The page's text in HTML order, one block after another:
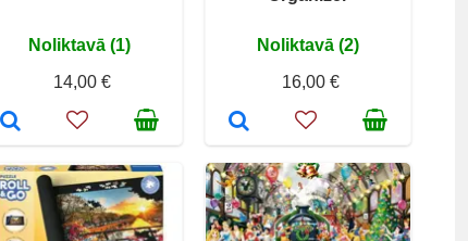
Noliktavā (1)
14,00 €
Noliktavā (2)
16,00 €